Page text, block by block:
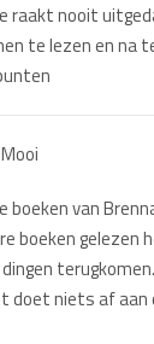
raakt nooit
te lezen en na
Mooi
boeken van
boeken gelezen
doet niets af aan